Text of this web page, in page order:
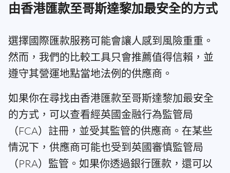
由香港匯款至哥斯達黎加最安全的方式
選擇國際匯款服務可能會讓人感到風險重重。
然而，我們的比較工具只會推薦值得信賴，並
遵守其營運地點當地法例的供應商。
如果你在尋找由香港匯款至哥斯達黎加最安全
的方式，可以查看經英國金融行為監管局
（FCA）註冊，並受其監管的供應商。在某些
情況下，供應商可能也受到英國審慎監管局
（PRA）監管。如果你透過銀行匯款，還可以